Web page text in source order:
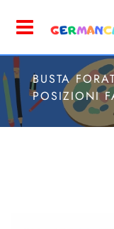
BUSTA
POSIZIONI